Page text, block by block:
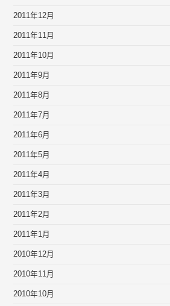
2011年12月
2011年11月
2011年10月
2011年9月
2011年8月
2011年7月
2011年6月
2011年5月
2011年4月
2011年3月
2011年2月
2011年1月
2010年12月
2010年11月
2010年10月